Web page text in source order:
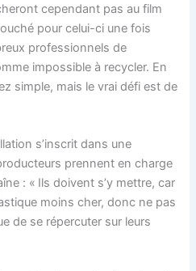
cependant pas au film
pour celui-ci une fois
professionnels de
impossible à recycler. En
simple, mais le vrai défi est de
s’inscrit dans une
prennent en charge
: « Ils doivent s’y mettre, car
moins cher, donc ne pas
de se répercuter sur leurs